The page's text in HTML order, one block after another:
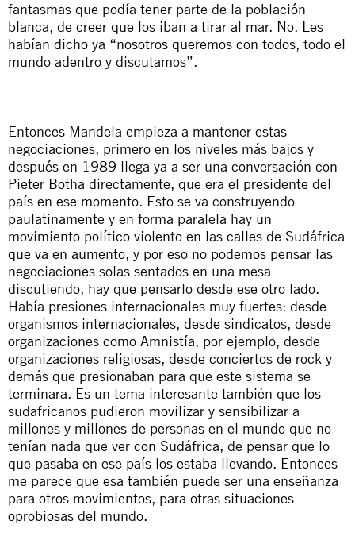
fantasmas que podía tener parte de la población
blanca, de creer que los iban a tirar al mar. No. Les
habían dicho ya “nosotros queremos con todos, todo el
mundo adentro y discutamos”.
Entonces Mandela empieza a mantener estas
negociaciones, primero en los niveles más bajos y
después en 1989 llega ya a ser una conversación con
Pieter Botha directamente, que era el presidente del
país en ese momento. Esto se va construyendo
paulatinamente y en forma paralela hay un
movimiento político violento en las calles de Sudáfrica
que va en aumento, y por eso no podemos pensar las
negociaciones solas sentados en una mesa
discutiendo, hay que pensarlo desde ese otro lado.
Había presiones internacionales muy fuertes: desde
organismos internacionales, desde sindicatos, desde
organizaciones como Amnistía, por ejemplo, desde
organizaciones religiosas, desde conciertos de rock y
demás que presionaban para que este sistema se
terminara. Es un tema interesante también que los
sudafricanos pudieron movilizar y sensibilizar a
millones y millones de personas en el mundo que no
tenían nada que ver con Sudáfrica, de pensar que lo
que pasaba en ese país los estaba llevando. Entonces
me parece que esa también puede ser una enseñanza
para otros movimientos, para otras situaciones
oprobiosas del mundo.